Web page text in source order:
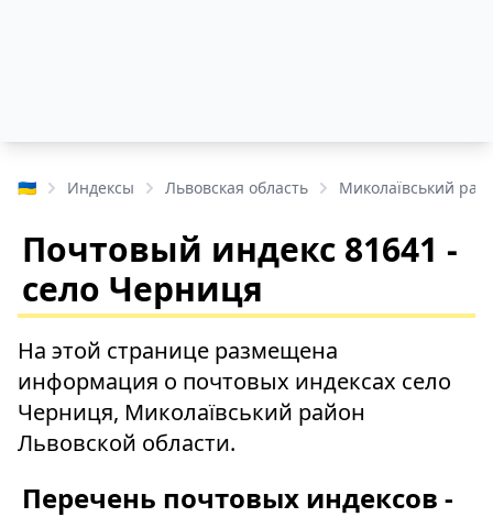
🇺🇦 Индексы Львовская область Миколаївський
Почтовый индекс 81641 -
село Черниця
На этой странице размещена
информация о почтовых индексах село
Черниця, Миколаївський район
Львовской области.
Перечень почтовых индексов -